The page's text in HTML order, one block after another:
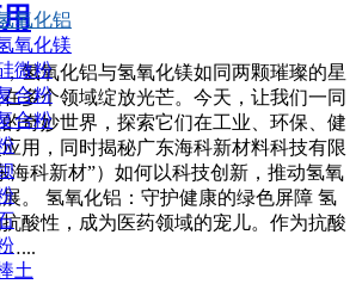
氧化铝
氧化镁
微粉
合粉
合粉
土
氢氧化铝与氢氧化镁如同两颗璀璨的星
多个领域绽放光芒。今天，让我们一同
奇妙世界，探索它们在工业、环保、健
用，同时揭秘广东海科新材料科技有限
海科新材”）如何以科技创新，推动氢氧
。 氢氧化铝：守护健康的绿色屏障 氢
酸性，成为医药领域的宠儿。作为抗酸
…...